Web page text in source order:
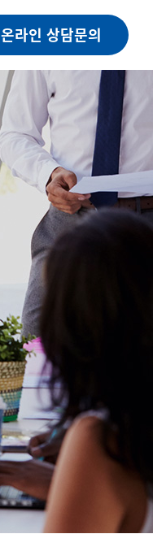
온라인 상담문의